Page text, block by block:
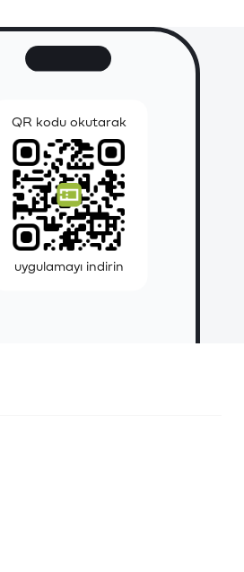
QR kodu okutarak
uygulamayı indirin